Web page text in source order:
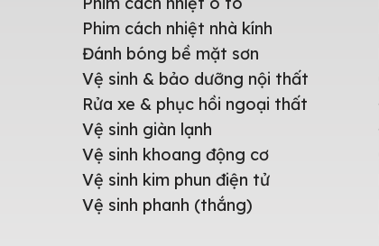
Phim cách nhiệt nhà kính
Đánh bóng bề mặt sơn
Vệ sinh & bảo dưỡng nội thất
Rửa xe & phục hồi ngoại thất
Vệ sinh giàn lạnh
Vệ sinh khoang động cơ
Vệ sinh kim phun điện tử
Vệ sinh phanh (thắng)